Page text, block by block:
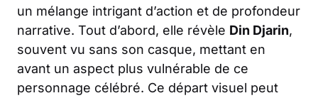
un mélange intrigant d’action et de profondeur
narrative. Tout d’abord, elle révèle Din Djarin,
souvent vu sans son casque, mettant en
avant un aspect plus vulnérable de ce
personnage célébré. Ce départ visuel peut